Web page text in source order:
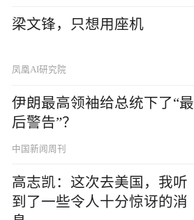
梁文锋，只想用座机
凤凰AI研究院
伊朗最高领袖给总统下了“最
后警告”？
中国新闻周刊
高志凯：这次去美国，我听
到了一些令人十分惊讶的消